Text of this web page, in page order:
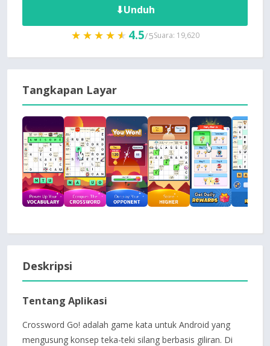
⬇Unduh
★★★★★
★★★★★ 4.5/5Suara: 19,620
Tangkapan Layar
Deskripsi
Tentang Aplikasi
Crossword Go! adalah game kata untuk Android yang
mengusung konsep teka-teki silang berbasis giliran. Di